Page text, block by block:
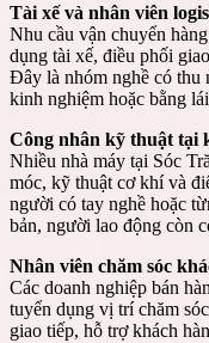
Tài xế và nhân viên
Nhu cầu vận chuyển
dụng tài xế, điều phối
Đây là nhóm nghề có thu
kinh nghiệm hoặc bằng
Công nhân kỹ thuật tại
Nhiều nhà máy tại Sóc
móc, kỹ thuật cơ khí và
người có tay nghề hoặc
bản, người lao động còn
Nhân viên chăm sóc
Các doanh nghiệp bán
tuyển dụng vị trí chăm
giao tiếp, hỗ trợ khách